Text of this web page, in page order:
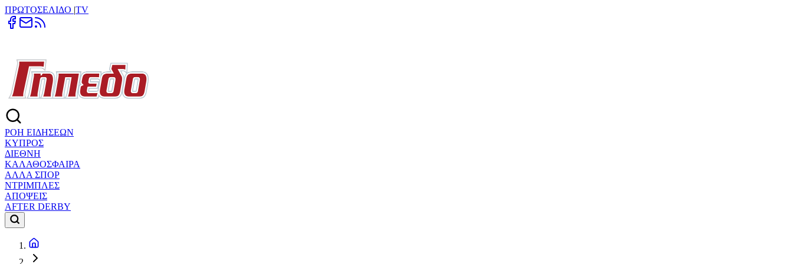
ΠΡΩΤΟΣΕΛΙΔΟ |TV
ΡΟΗ ΕΙΔΗΣΕΩΝ
ΚΥΠΡΟΣ
ΔΙΕΘΝΗ
ΚΑΛΑΘΟΣΦΑΙΡΑ
ΑΛΛΑ ΣΠΟΡ
ΝΤΡΙΜΠΛΕΣ
ΑΠΟΨΕΙΣ
AFTER DERBY